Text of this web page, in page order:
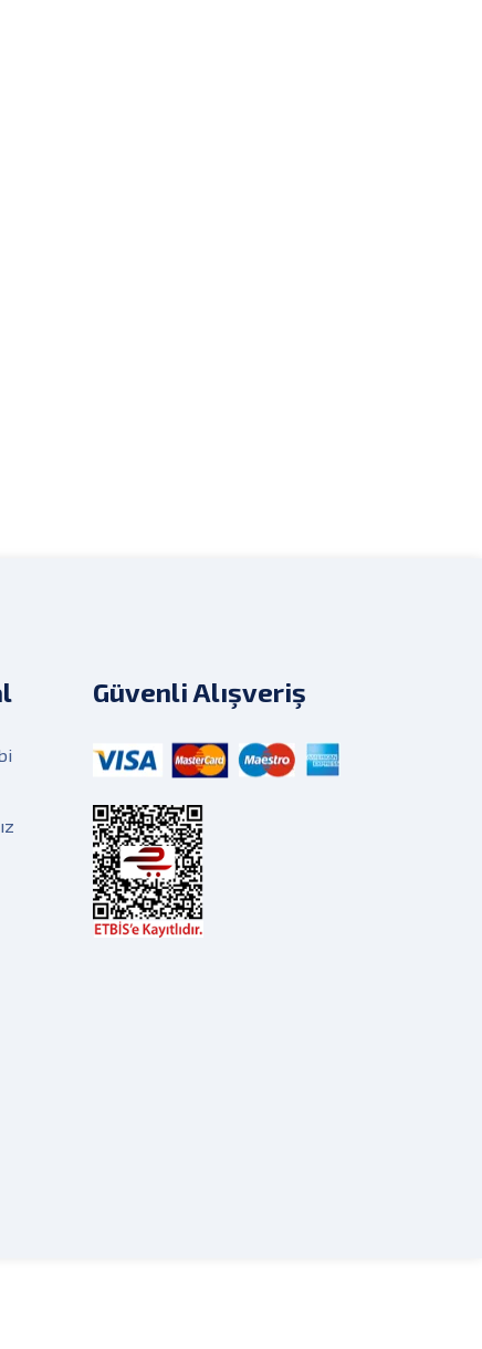
Güvenli Alışveriş